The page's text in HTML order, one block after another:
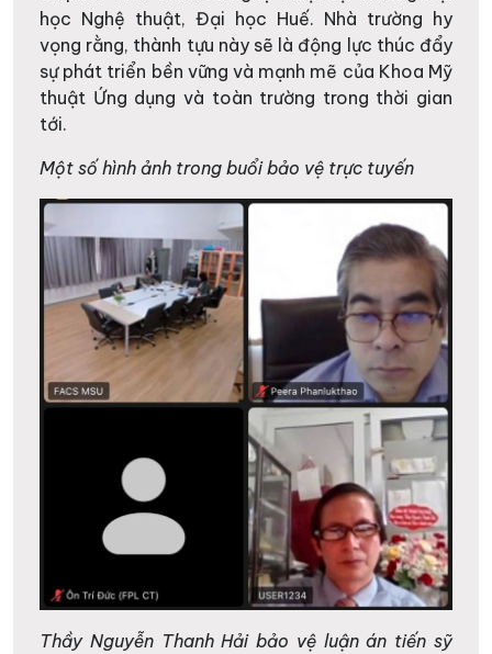
học Nghệ thuật, Đại học Huế. Nhà trường hy
vọng rằng, thành tựu này sẽ là động lực thúc đẩy
sự phát triển bền vững và mạnh mẽ của Khoa Mỹ
thuật Ứng dụng và toàn trường trong thời gian
tới.
Một số hình ảnh trong buổi bảo vệ trực tuyến
Thầy Nguyễn Thanh Hải bảo vệ luận án tiến sỹ